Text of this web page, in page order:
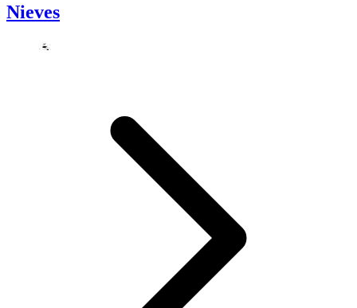
Nieves